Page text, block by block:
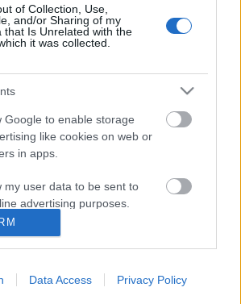
of Collection, Use,
and/or Sharing of my
that Is Unrelated with the
it was collected.
Google to enable storage
like cookies on web or
in apps.
my user data to be sent to
advertising purposes.
to send me
Google to enable storage
Data Access Privacy Policy
10.
(2007. december 7-én) hazánkba
orosz miniszterelnök
nagyobb gazdasági
kérdések mellett
oka alighanem a Déli Áramlat
Potok) nyomvonalának…
"A gyerekeim oroszul
(„Oroszországi újság”)